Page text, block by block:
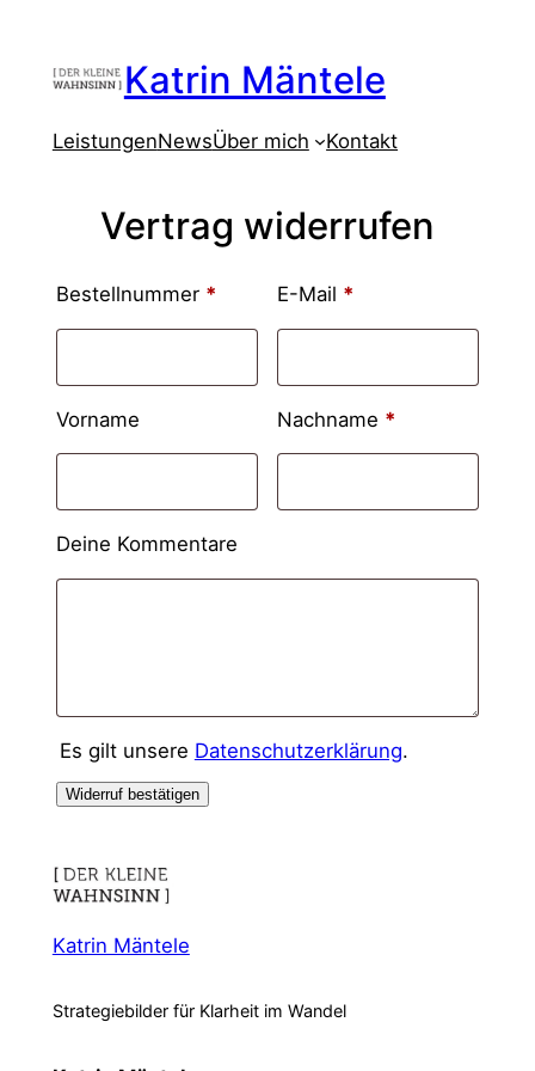
springen
Katrin Mäntele
LeistungenNewsÜber mich Kontakt
Vertrag widerrufen
Bestellnummer *erforderlich
E-Mail *erforderlich
Vorname Nachname *erforderlich
Page URI *erforderlich
Deine Kommentare
Es gilt unsere Datenschutzerklärung.
Widerruf bestätigen
Katrin Mäntele
Strategiebilder für Klarheit im Wandel